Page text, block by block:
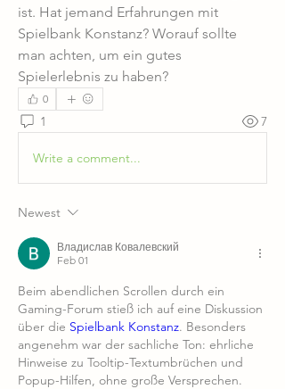
ist. Hat jemand Erfahrungen mit
Spielbank Konstanz? Worauf sollte
man achten, um ein gutes
Spielerlebnis zu haben?
0
1 7
Write a comment...
Newest
Владислав Ковалевский
Feb 01
Beim abendlichen Scrollen durch ein
Gaming-Forum stieß ich auf eine Diskussion
über die Spielbank Konstanz. Besonders
angenehm war der sachliche Ton: ehrliche
Hinweise zu Tooltip-Textumbrüchen und
Popup-Hilfen, ohne große Versprechen.